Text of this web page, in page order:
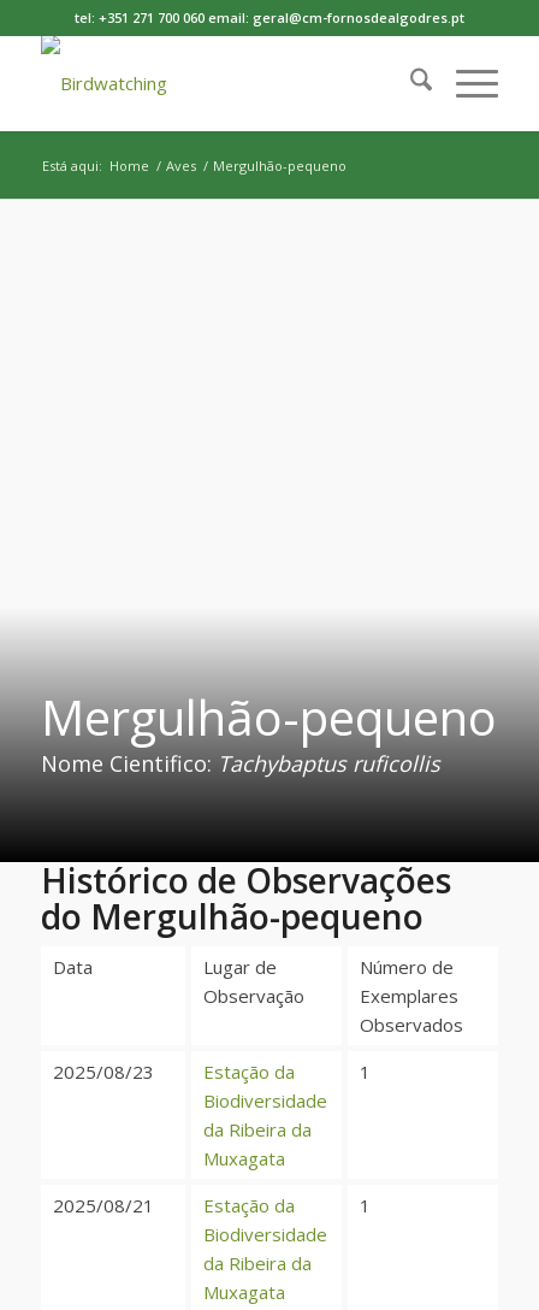
tel: +351 271 700 060 email: geral@cm-fornosdealgodres.pt
Está aqui: Home / Aves / Mergulhão-pequeno
Mergulhão-pequeno
Nome Cientifico: Tachybaptus ruficollis
Histórico de Observações
do Mergulhão-pequeno
Data
Lugar de
Observação
Número de
Exemplares
Observados
2025/08/23
Estação da
Biodiversidade
da Ribeira da
Muxagata
1
2025/08/21
Estação da
Biodiversidade
da Ribeira da
Muxagata
1